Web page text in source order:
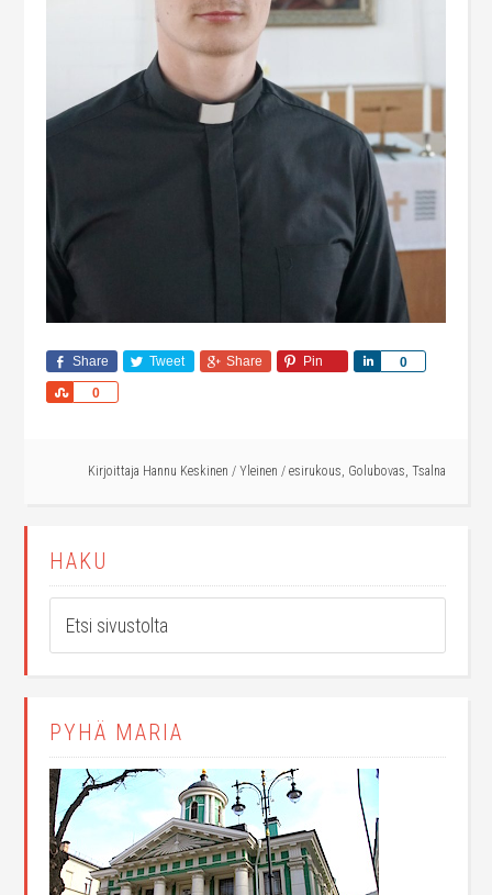
Share Tweet Share Pin 0
Share
0
Share
Kirjoittaja Hannu Keskinen / Yleinen / esirukous Golubovas Tsalna
HAKU
PYHÄ MARIA